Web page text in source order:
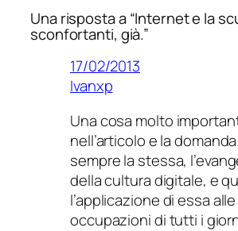
Una risposta a “Internet e la
sconfortanti, già.”
17/02/2013
Ivanxp
Una cosa molto
nell’articolo e la
sempre la stessa,
della cultura digitale, e
l’applicazione di essa
occupazioni di tutti i